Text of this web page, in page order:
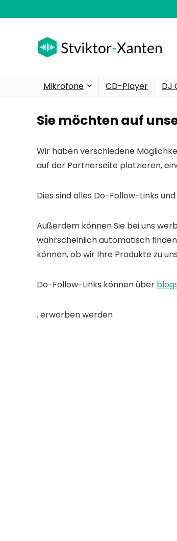
Mikrofone CD-Player DJ
Sie möchten auf
Wir haben verschiedene
auf der Partnerseite platzieren,
Dies sind alles Do-Follow-Links
Außerdem können Sie bei uns
wahrscheinlich automatisch
können, ob wir Ihre Produkte zu
Do-Follow-Links können über
. erworben werden